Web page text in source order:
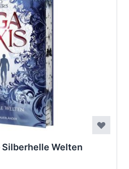
Silberhelle Welten